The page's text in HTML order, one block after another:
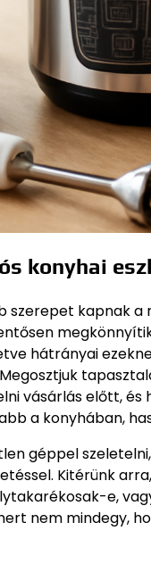
konyhai
kapnak a
hátrányai
vásárlás előtt,
a konyhában,
géppel
Kitérünk
e,
nem mindegy,